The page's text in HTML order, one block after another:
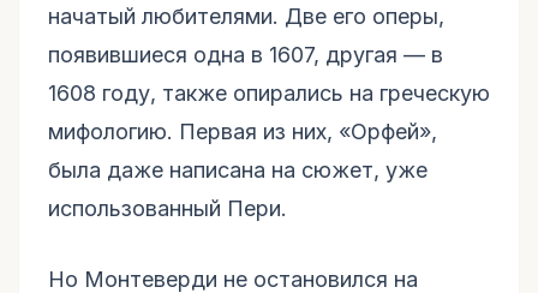
начатый любителями. Две его оперы,
появившиеся одна в 1607, другая — в
1608 году, также опирались на греческую
мифологию. Первая из них, «Орфей»,
была даже написана на сюжет, уже
использованный Пери.
Но Монтеверди не остановился на